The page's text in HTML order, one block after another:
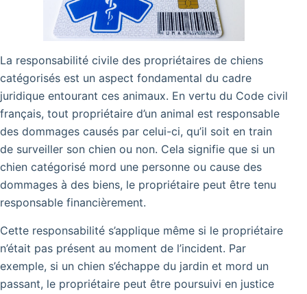
La responsabilité civile des propriétaires de chiens
catégorisés est un aspect fondamental du cadre
juridique entourant ces animaux. En vertu du Code civil
français, tout propriétaire d’un animal est responsable
des dommages causés par celui-ci, qu’il soit en train
de surveiller son chien ou non. Cela signifie que si un
chien catégorisé mord une personne ou cause des
dommages à des biens, le propriétaire peut être tenu
responsable financièrement.
Cette responsabilité s’applique même si le propriétaire
n’était pas présent au moment de l’incident. Par
exemple, si un chien s’échappe du jardin et mord un
passant, le propriétaire peut être poursuivi en justice